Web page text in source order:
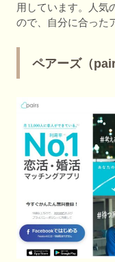
用しています。人気
ので、自分に合った
ペアーズ（